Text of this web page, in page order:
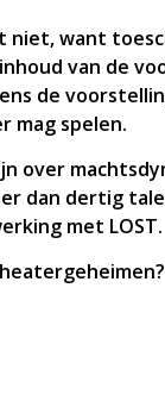
niet, want
van de
de
mag spelen.
over
dan dertig
met LOST.